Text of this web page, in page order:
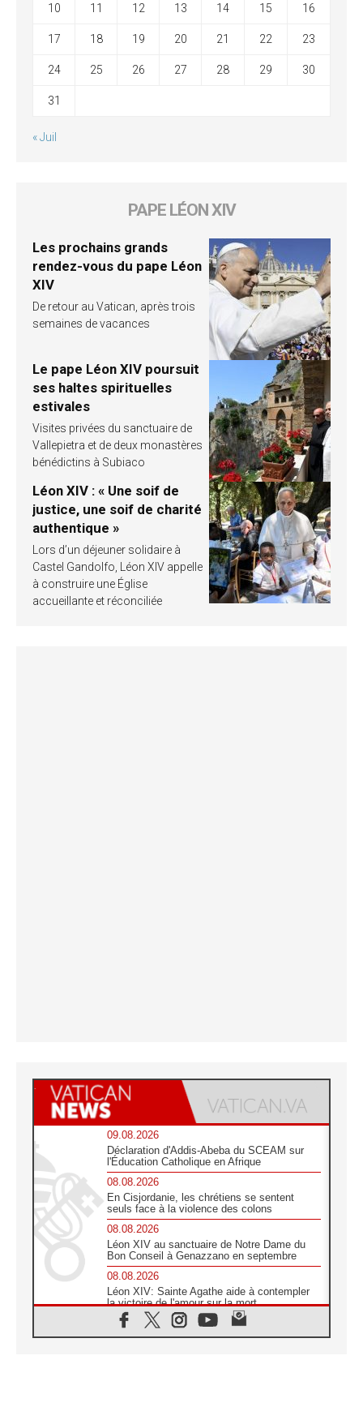
10 11 12 13 14 15 16
17 18 19 20 21 22 23
24 25 26 27 28 29 30
31
« Juil
PAPE LÉON XIV
Les prochains grands
rendez-vous du pape Léon
XIV
De retour au Vatican, après trois
semaines de vacances
Le pape Léon XIV poursuit
ses haltes spirituelles
estivales
Visites privées du sanctuaire de
Vallepietra et de deux monastères
bénédictins à Subiaco
Léon XIV : « Une soif de
justice, une soif de charité
authentique »
Lors d’un déjeuner solidaire à
Castel Gandolfo, Léon XIV appelle
à construire une Église
accueillante et réconciliée
09.08.2026
Déclaration d'Addis-Abeba du SCEAM sur
l'Éducation Catholique en Afrique
08.08.2026
En Cisjordanie, les chrétiens se sentent
seuls face à la violence des colons
08.08.2026
Léon XIV au sanctuaire de Notre Dame du
Bon Conseil à Genazzano en septembre
08.08.2026
Léon XIV: Sainte Agathe aide à contempler
la victoire de l'amour sur la mort
08.08.2026
«Relancer l'empathie», le projet Triennal d'art